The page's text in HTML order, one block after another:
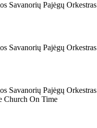
Savanorių Pajėgų Orkestras
Savanorių Pajėgų Orkestras
Savanorių Pajėgų Orkestras
Church On Time